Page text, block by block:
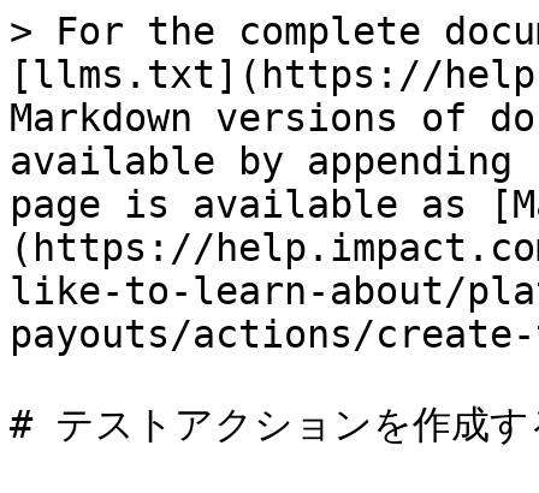
> For the complete
[llms.txt](https://
Markdown versions of
available by
page is available as
(https://
like-to-learn-about/
payouts/actions/
# テストアクションを作成す